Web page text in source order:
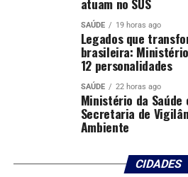
400 mudas durante Multiação em
Cemulher leva políticas de
doméstica para conferência
SAÚDE 19 horas ago
Legados que
brasileira:
12 personalidades
SAÚDE 22 horas ago
Ministério da
Secretaria de
Ambiente
CIDADES